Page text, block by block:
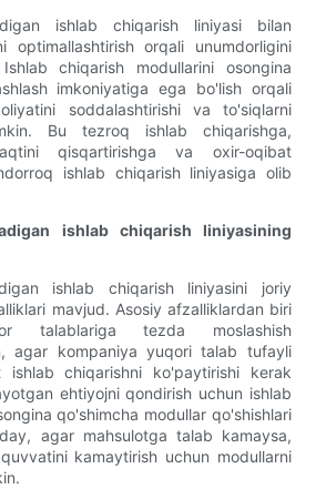
ishlab chiqarish liniyasi bilan
optimallashtirish orqali unumdorligini
chiqarish modullarini osongina
imkoniyatiga ega bo'lish orqali
soddalashtirishi va to'siqlarni
Bu tezroq ishlab chiqarishga,
qisqartirishga va oxir-oqibat
ishlab chiqarish liniyasiga olib
ishlab chiqarish liniyasining
ishlab chiqarish liniyasini joriy
mavjud. Asosiy afzalliklardan biri
talablariga tezda moslashish
agar kompaniya yuqori talab tufayli
ishlab chiqarishni ko'paytirishi kerak
ehtiyojni qondirish uchun ishlab
qo'shimcha modullar qo'shishlari
agar mahsulotga talab kamaysa,
kamaytirish uchun modullarni